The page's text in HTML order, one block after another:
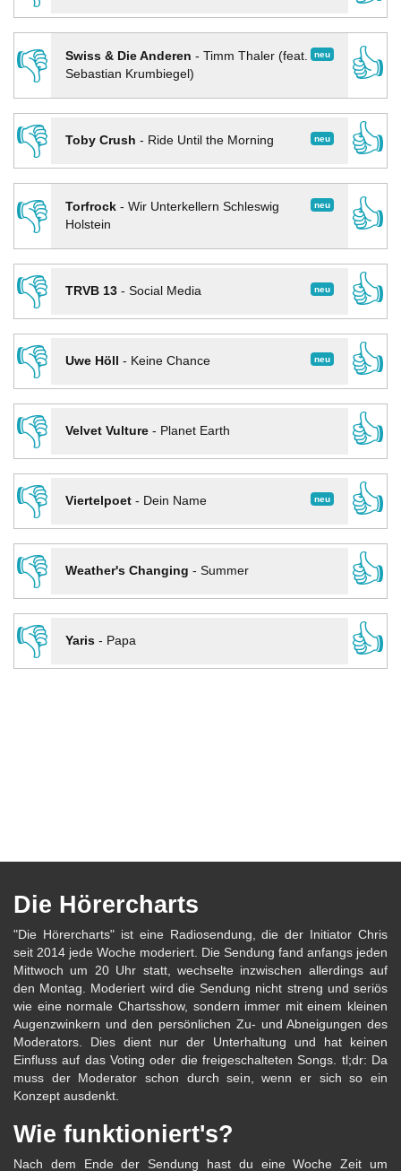
👎
neu
Swiss & Die Anderen - Timm Thaler (feat.
Sebastian Krumbiegel)
👍
👎
neu
Toby Crush - Ride Until the Morning
👍
👎
neu
Torfrock- Wir Unterkellern Schleswig
Holstein
👍
👎
neu
TRVB 13- Social Media
👍
👎
neu
Uwe Höll - Keine Chance
👍
👎
Velvet Vulture- Planet Earth
👍
👎
neu
Viertelpoet- Dein Name
👍
👎
Weather's Changing - Summer
👍
👎
Yaris- Papa 👍
Die Hörercharts
"Die Hörercharts" ist eine Radiosendung, die der Initiator Chris
seit 2014 jede Woche moderiert. Die Sendung fand anfangs jeden
Mittwoch um 20 Uhr statt, wechselte inzwischen allerdings auf
den Montag. Moderiert wird die Sendung nicht streng und seriös
wie eine normale Chartsshow, sondern immer mit einem kleinen
Augenzwinkern und den persönlichen Zu- und Abneigungen des
Moderators. Dies dient nur der Unterhaltung und hat keinen
Einfluss auf das Voting oder die freigeschalteten Songs. tl;dr: Da
muss der Moderator schon durch sein, wenn er sich so ein
Konzept ausdenkt.
Wie funktioniert's?
Nach dem Ende der Sendung hast du eine Woche Zeit um